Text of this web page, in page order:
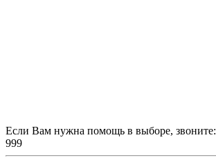
Если Вам нужна помощь в выборе, звоните:
999